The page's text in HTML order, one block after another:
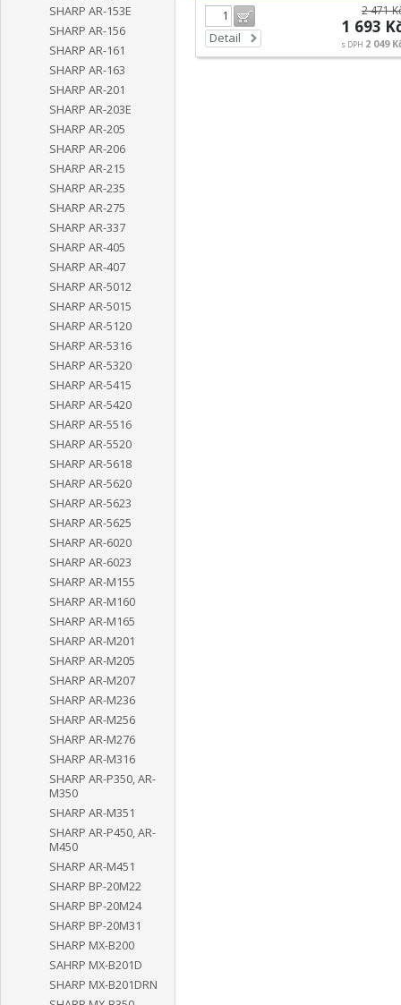
Detail
2 471
1 693
s DPH 2 049
SHARP AR-153E
SHARP AR-156
SHARP AR-161
SHARP AR-163
SHARP AR-201
SHARP AR-203E
SHARP AR-205
SHARP AR-206
SHARP AR-215
SHARP AR-235
SHARP AR-275
SHARP AR-337
SHARP AR-405
SHARP AR-407
SHARP AR-5012
SHARP AR-5015
SHARP AR-5120
SHARP AR-5316
SHARP AR-5320
SHARP AR-5415
SHARP AR-5420
SHARP AR-5516
SHARP AR-5520
SHARP AR-5618
SHARP AR-5620
SHARP AR-5623
SHARP AR-5625
SHARP AR-6020
SHARP AR-6023
SHARP AR-M155
SHARP AR-M160
SHARP AR-M165
SHARP AR-M201
SHARP AR-M205
SHARP AR-M207
SHARP AR-M236
SHARP AR-M256
SHARP AR-M276
SHARP AR-M316
SHARP AR-P350, AR-
M350
SHARP AR-M351
SHARP AR-P450, AR-
M450
SHARP AR-M451
SHARP BP-20M22
SHARP BP-20M24
SHARP BP-20M31
SHARP MX-B200
SAHRP MX-B201D
SHARP MX-B201DRN